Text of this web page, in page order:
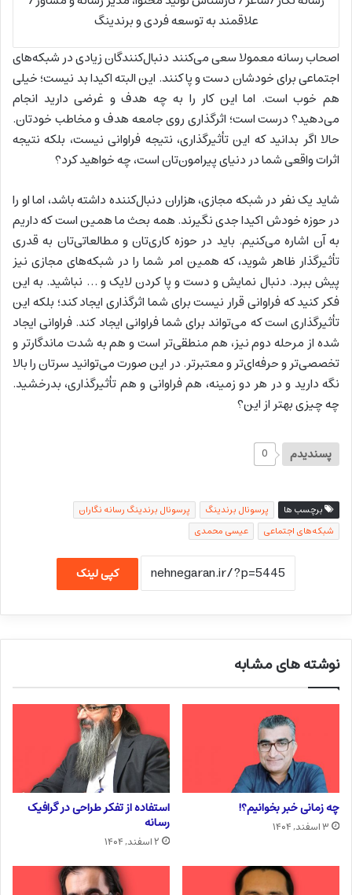
علاقمند به توسعه فردی و برندینگ
اصحاب رسانه معمولا سعی می‌کنند دنبال‌کنندگان زیادی در شبکه‌های
اجتماعی برای خودشان دست و پا کنند. این البته اکیدا بد نیست؛ خیلی
هم خوب است. اما این کار را به چه هدف و غرضی دارید انجام
می‌دهید؟ درست است؛ اثرگذاری روی جامعه هدف و مخاطب خودتان.
حالا اگر بدانید که این تأثیرگذاری، نتیجه فراوانی نیست، بلکه نتیجه
اثرات واقعی شما در دنیای پیرامون‌تان است، چه خواهید کرد؟
شاید یک نفر در شبکه مجازی، هزاران دنبال‌کننده داشته باشد، اما او را
در حوزه خودش اکیدا جدی نگیرند. همه بحث ما همین است که داریم
به آن اشاره می‌کنیم. باید در حوزه کاری‌تان و مطالعاتی‌تان به قدری
تأثیرگذار ظاهر شوید، که همین امر شما را در شبکه‌های مجازی نیز
پیش ببرد. دنبال نمایش و دست و پا کردن لایک و … نباشید. به این
فکر کنید که فراوانی قرار نیست برای شما اثرگذاری ایجاد کند؛ بلکه این
تأثیرگذاری است که می‌تواند برای شما فراوانی ایجاد کند. فراوانی ایجاد
شده از مرحله دوم نیز، هم منطقی‌تر است و هم به شدت ماندگارتر و
تخصصی‌تر و حرفه‌ای‌تر و معتبرتر. در این صورت می‌توانید سرتان را بالا
نگه دارید و در هر دو زمینه، هم فراوانی و هم تأثیرگذاری، بدرخشید.
چه چیزی بهتر از این؟
پسندیدم 0
برچسب ها پرسونال برندینگ
پرسونال برندینگ رسانه نگاران
شبکه‌های اجتماعی
عیسی محمدی
کپی لینک
نوشته های مشابه
چه زمانی خبر بخوانیم؟!
۳ اسفند, ۱۴۰۴
استفاده از تفکر طراحی در گرافیک
رسانه
۲ اسفند, ۱۴۰۴